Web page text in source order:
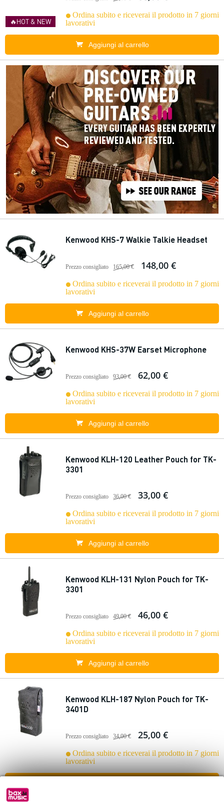
🔥HOT & NEW
Ordina subito e riceverai il prodotto in 7 giorni
lavorativi
Aggiungi al carrello
Kenwood KHS-7 Walkie Talkie Headset
Prezzo consigliato 165,00 € 148,00 €
Ordina subito e riceverai il prodotto in 7 giorni
lavorativi
Aggiungi al carrello
Kenwood KHS-37W Earset Microphone
Prezzo consigliato 93,00 € 62,00 €
Ordina subito e riceverai il prodotto in 7 giorni
lavorativi
Aggiungi al carrello
Kenwood KLH-120 Leather Pouch for TK-
3301
Prezzo consigliato 36,00 € 33,00 €
Ordina subito e riceverai il prodotto in 7 giorni
lavorativi
Aggiungi al carrello
Kenwood KLH-131 Nylon Pouch for TK-
3301
Prezzo consigliato 49,00 € 46,00 €
Ordina subito e riceverai il prodotto in 7 giorni
lavorativi
Aggiungi al carrello
Kenwood KLH-187 Nylon Pouch for TK-
3401D
Prezzo consigliato 34,00 € 25,00 €
Ordina subito e riceverai il prodotto in 7 giorni
lavorativi